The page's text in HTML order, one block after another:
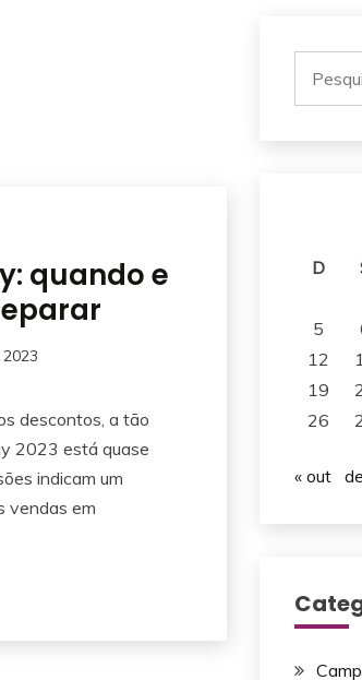
quando e
descontos, a tão
2023 está quase
indicam um
vendas em
por:
D
5
12
19
26
« out